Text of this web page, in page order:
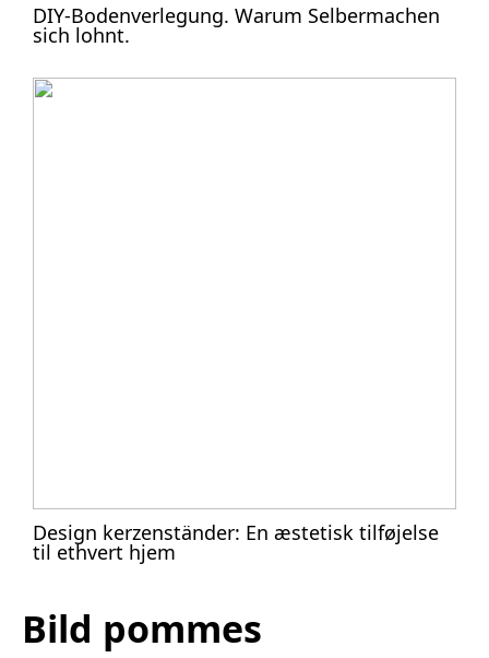
DIY-Bodenverlegung. Warum Selbermachen
sich lohnt.
Design kerzenständer: En æstetisk tilføjelse
til ethvert hjem
Bild pommes